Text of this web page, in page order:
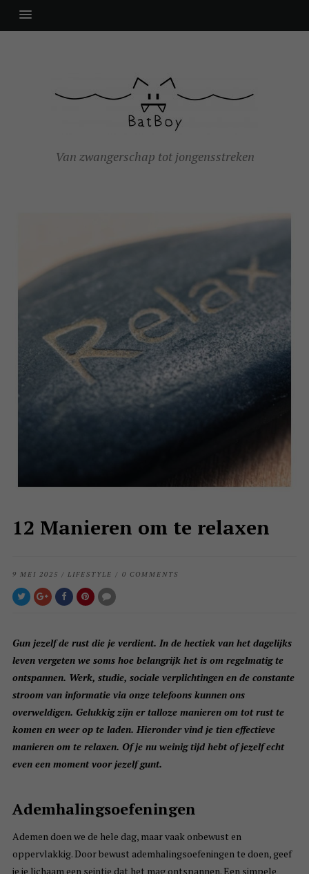
Van zwangerschap tot jongensstreken
12 Manieren om te relaxen
9 MEI 2025 / LIFESTYLE / 0 COMMENTS
Gun jezelf de rust die je verdient. In de hectiek van het dagelijks
leven vergeten we soms hoe belangrijk het is om regelmatig te
ontspannen. Werk, studie, sociale verplichtingen en de constante
stroom van informatie via onze telefoons kunnen ons
overweldigen. Gelukkig zijn er talloze manieren om tot rust te
komen en weer op te laden. Hieronder vind je tien effectieve
manieren om te relaxen. Of je nu weinig tijd hebt of jezelf echt
even een moment voor jezelf gunt.
Ademhalingsoefeningen
Ademen doen we de hele dag, maar vaak onbewust en
oppervlakkig. Door bewust ademhalingsoefeningen te doen, geef
je je lichaam een seintje dat het mag ontspannen. Een simpele